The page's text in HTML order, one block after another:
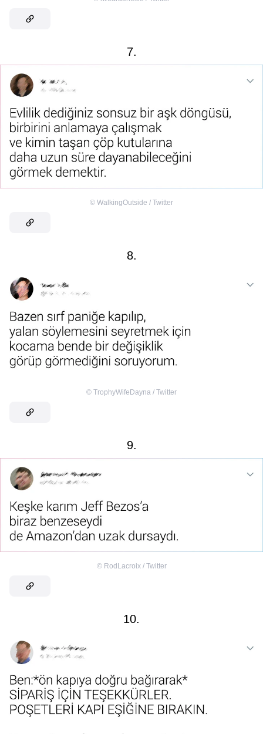
7.
© WalkingOutside / Twitter
8.
© TrophyWifeDayna / Twitter
9.
© RodLacroix / Twitter
10.